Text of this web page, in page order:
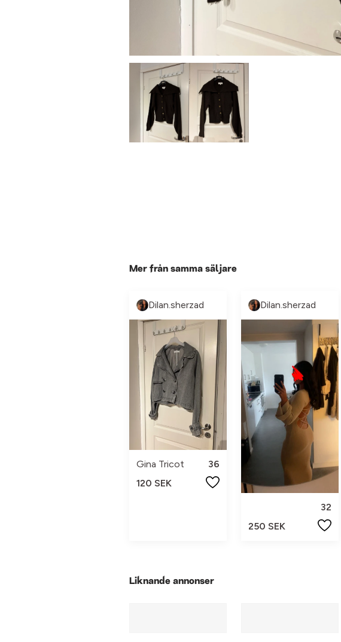
Mer från samma säljare
Dilan.sherzad
Gina Tricot
36
120 SEK
Dilan.sherzad
32
250 SEK
Liknande annonser